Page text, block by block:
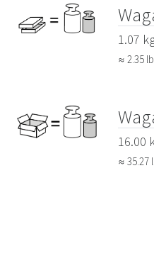
1.07
≈ 2.35
16.00
≈ 35.27